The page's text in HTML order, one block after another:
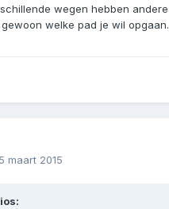
wegen hebben andere
welke pad je wil opgaan.
maart 2015